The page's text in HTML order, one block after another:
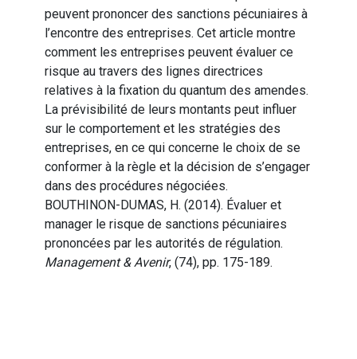
peuvent prononcer des sanctions pécuniaires à
l’encontre des entreprises. Cet article montre
comment les entreprises peuvent évaluer ce
risque au travers des lignes directrices
relatives à la fixation du quantum des amendes.
La prévisibilité de leurs montants peut influer
sur le comportement et les stratégies des
entreprises, en ce qui concerne le choix de se
conformer à la règle et la décision de s’engager
dans des procédures négociées.
BOUTHINON-DUMAS, H. (2014). Évaluer et
manager le risque de sanctions pécuniaires
prononcées par les autorités de régulation.
Management & Avenir, (74), pp. 175-189.